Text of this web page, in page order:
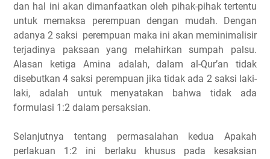
dan hal ini akan dimanfaatkan oleh pihak-pihak tertentu
untuk memaksa perempuan dengan mudah. Dengan
adanya 2 saksi perempuan maka ini akan meminimalisir
terjadinya paksaan yang melahirkan sumpah palsu.
Alasan ketiga Amina adalah, dalam al-Qur’an tidak
disebutkan 4 saksi perempuan jika tidak ada 2 saksi laki-
laki, adalah untuk menyatakan bahwa tidak ada
formulasi 1:2 dalam persaksian.
Selanjutnya tentang permasalahan kedua Apakah
perlakuan 1:2 ini berlaku khusus pada kesaksian